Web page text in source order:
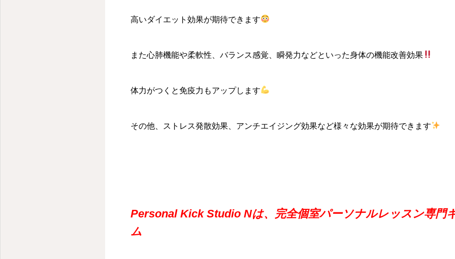
高いダイエット効果が期待できます
また心肺機能や柔軟性、バランス感覚、瞬発力などといった身体の機能改善効果
体力がつくと免疫力もアップします
その他、ストレス発散効果、アンチエイジング効果など様々な効果が期待できます
Personal Kick Studio Nは、完全個室パーソナルレッスン専門
ム